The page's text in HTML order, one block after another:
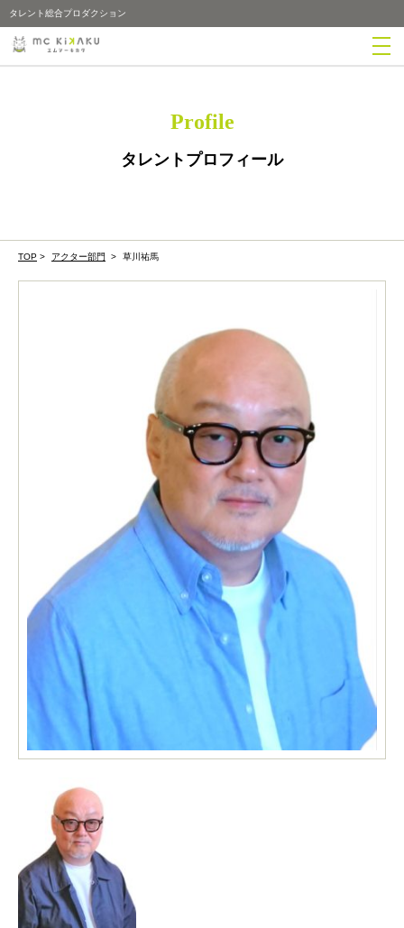
タレント総合プロダクション
Profile
タレントプロフィール
TOP > アクター部門 > 草川祐馬